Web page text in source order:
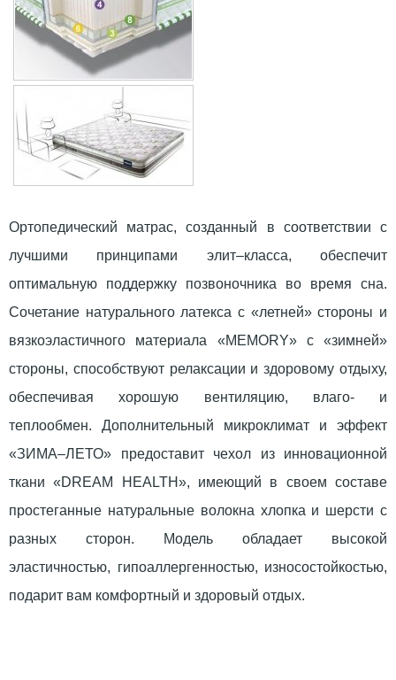
Ортопедический матрас, созданный в соответствии с
лучшими принципами элит–класса, обеспечит
оптимальную поддержку позвоночника во время сна.
Сочетание натурального латекса с «летней» стороны и
вязкоэластичного материала «MEMORY» с «зимней»
стороны, способствуют релаксации и здоровому отдыху,
обеспечивая хорошую вентиляцию, влаго- и
теплообмен. Дополнительный микроклимат и эффект
«ЗИМА–ЛЕТО» предоставит чехол из инновационной
ткани «DREAM HEALTH», имеющий в своем составе
простеганные натуральные волокна хлопка и шерсти с
разных сторон. Модель обладает высокой
эластичностью, гипоаллергенностью, износостойкостью,
подарит вам комфортный и здоровый отдых.